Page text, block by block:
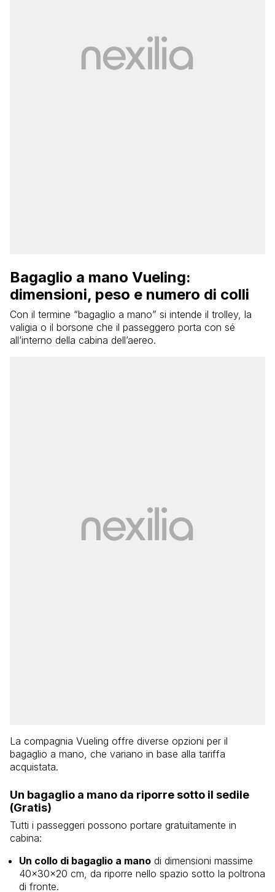
Bagaglio a mano Vueling:
dimensioni, peso e numero di colli
Con il termine “bagaglio a mano” si intende il trolley, la
valigia o il borsone che il passeggero porta con sé
all’interno della cabina dell’aereo.
La compagnia Vueling offre diverse opzioni per il
bagaglio a mano, che variano in base alla tariffa
acquistata.
Un bagaglio a mano da riporre sotto il sedile
(Gratis)
Tutti i passeggeri possono portare gratuitamente in
cabina:
Un collo di bagaglio a mano di dimensioni massime
40x30x20 cm, da riporre nello spazio sotto la poltrona
di fronte.